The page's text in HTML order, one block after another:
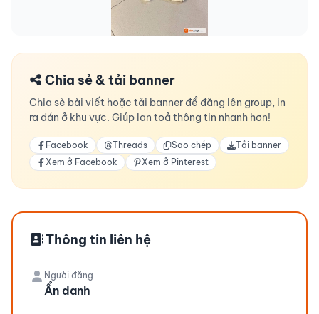
Chia sẻ & tải banner
Chia sẻ bài viết hoặc tải banner để đăng lên group, in
ra dán ở khu vực. Giúp lan toả thông tin nhanh hơn!
Facebook Threads Sao chép
Tải banner
Xem ở Facebook
Xem ở Pinterest
Thông tin liên hệ
Người đăng
Ẩn danh